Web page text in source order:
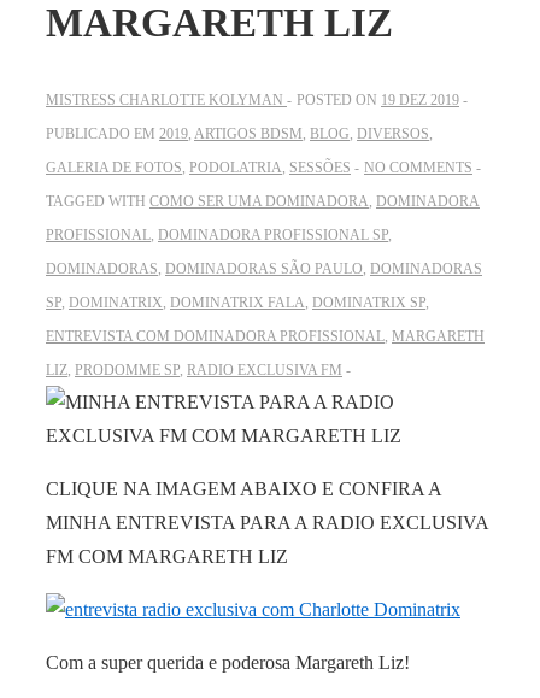
MARGARETH LIZ
MISTRESS CHARLOTTE KOLYMAN POSTED ON 19 DEZ 2019
PUBLICADO EM 2019 ARTIGOS BDSM BLOG DIVERSOS
GALERIA DE FOTOS PODOLATRIA SESSÕES
NO COMMENTS
TAGGED WITH COMO SER UMA DOMINADORA DOMINADORA
PROFISSIONAL DOMINADORA PROFISSIONAL SP
DOMINADORAS DOMINADORAS SÃO PAULO DOMINADORAS
SP DOMINATRIX DOMINATRIX FALA DOMINATRIX SP
ENTREVISTA COM DOMINADORA PROFISSIONAL MARGARETH
LIZ PRODOMME SP RADIO EXCLUSIVA FM
CLIQUE NA IMAGEM ABAIXO E CONFIRA A
MINHA ENTREVISTA PARA A RADIO EXCLUSIVA
FM COM MARGARETH LIZ
Com a super querida e poderosa Margareth Liz!